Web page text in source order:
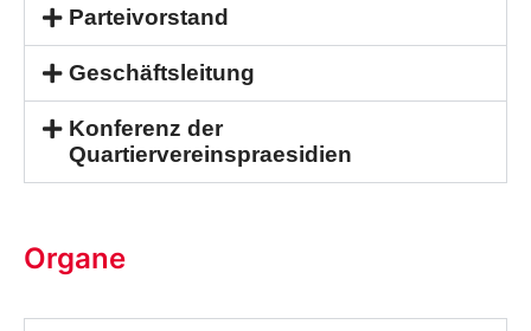
Parteivorstand
Geschäftsleitung
Konferenz der
Quartiervereinspraesidien
Organe